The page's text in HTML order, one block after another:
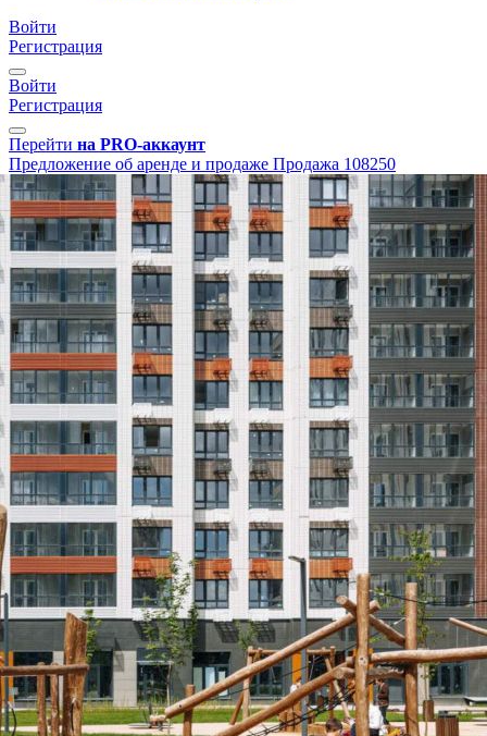
Войти
Регистрация
Войти
Регистрация
Перейти на PRO-аккаунт
Предложение об аренде и продаже Продажа 108250